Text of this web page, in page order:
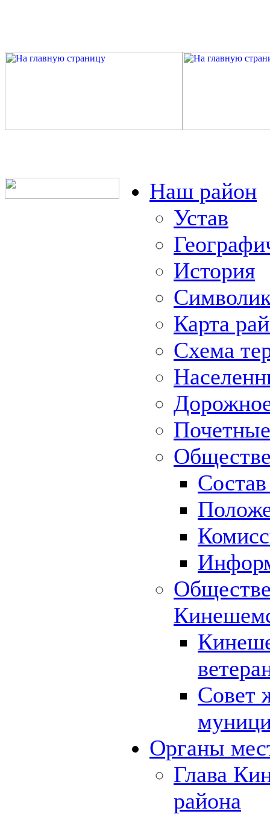
Наш район
Устав
История
Карта
Схема
Совет
Органы
Глава
района